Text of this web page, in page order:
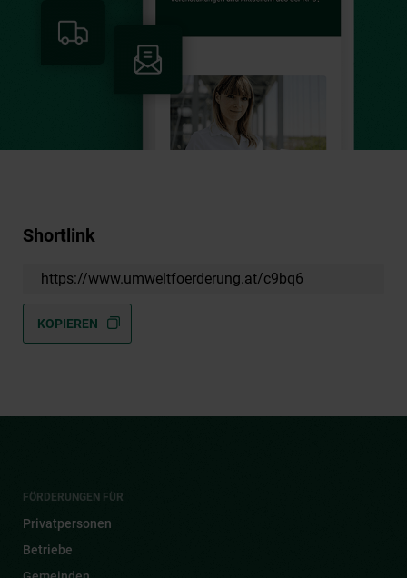
Shortlink
https://www.umweltfoerderung.at/c9bq6
KOPIEREN
FÖRDERUNGEN FÜR
Privatpersonen
Betriebe